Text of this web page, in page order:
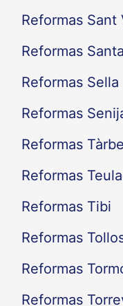
Reformas
Reformas
Reformas Sella
Reformas
Reformas
Reformas
Reformas Tibi
Reformas
Reformas
Reformas